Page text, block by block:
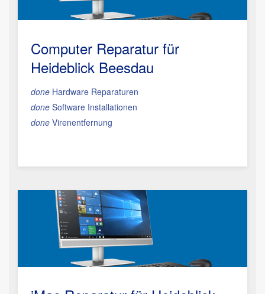
Computer Reparatur für
Heideblick Beesdau
done Hardware Reparaturen
done Software Installationen
done Virenentfernung